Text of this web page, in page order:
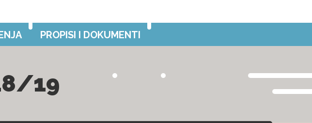
PROPISI I DOKUMENTI
19